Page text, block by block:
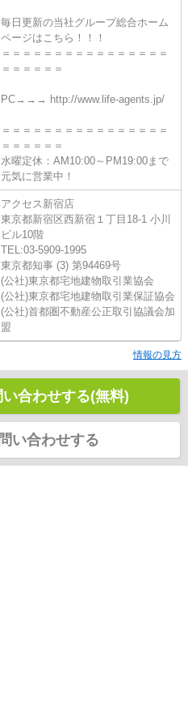
毎日更新の当社グループ総合ホーム
ページはこちら！！！
＝＝＝＝＝＝＝＝＝＝＝＝＝＝＝＝
＝＝＝＝＝＝
PC→→→ http://www.life-agents.jp/
＝＝＝＝＝＝＝＝＝＝＝＝＝＝＝＝
＝＝＝＝＝＝
水曜定休：AM10:00～PM19:00まで
元気に営業中！
アクセス新宿店
東京都新宿区西新宿１丁目18-1 小川
ビル10階
TEL:03-5909-1995
東京都知事 (3) 第94469号
(公社)東京都宅地建物取引業協会
(公社)東京都宅地建物取引業保証協会
(公社)首都圏不動産公正取引協議会加
盟
情報の見方
合わせする(無料)
い合わせする